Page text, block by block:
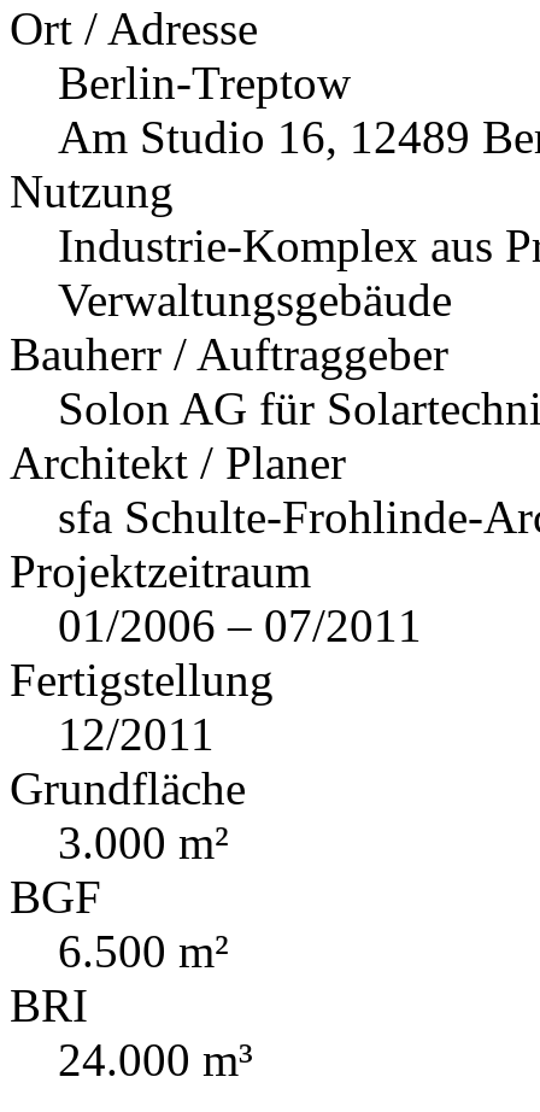
Ort / Adresse
Berlin-Treptow
Am Studio 16, 12489
Nutzung
Industrie-Komplex aus
Verwaltungsgebäude
Bauherr / Auftraggeber
Solon AG für
Architekt / Planer
sfa Schulte-Frohlinde-
Projektzeitraum
01/2006 – 07/2011
Fertigstellung
12/2011
Grundfläche
3.000 m²
BGF
6.500 m²
BRI
24.000 m³